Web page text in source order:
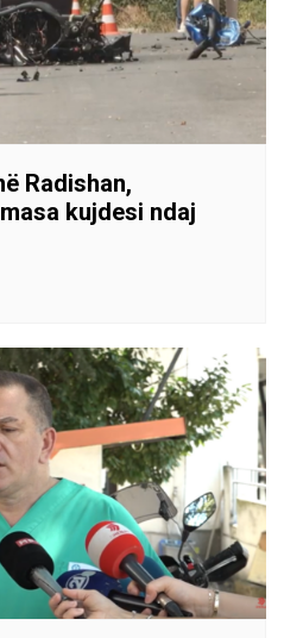
Radishan,
kujdesi ndaj